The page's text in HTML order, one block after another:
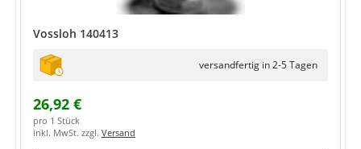
Vossloh 140413
versandfertig in 2-5 Tagen
26,92 €
pro 1 Stück
inkl. MwSt. zzgl. Versand